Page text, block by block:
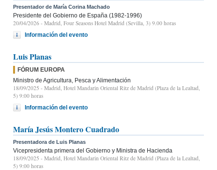
Presentador de María Corina Machado
Presidente del Gobierno de España (1982-1996)
20/04/2026 - Madrid, Four Seasons Hotel Madrid (Sevilla, 3) 9.00 horas
Información del evento
Luis Planas
FÓRUM EUROPA
Ministro de Agricultura, Pesca y Alimentación
18/09/2025 - Madrid, Hotel Mandarin Oriental Ritz de Madrid (Plaza de la Lealtad,
5) 9:00 horas
Información del evento
María Jesús Montero Cuadrado
Presentadora de Luis Planas
Vicepresidenta primera del Gobierno y Ministra de Hacienda
18/09/2025 - Madrid, Hotel Mandarin Oriental Ritz de Madrid (Plaza de la Lealtad,
5) 9:00 horas